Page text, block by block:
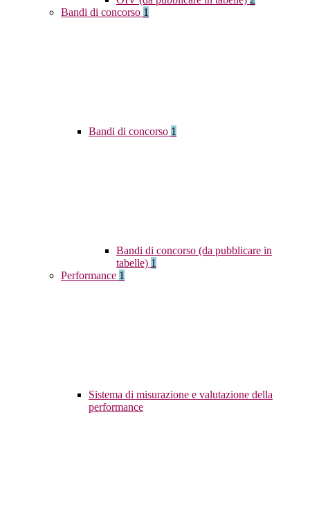
Bandi di concorso 1
Bandi di concorso 1
Bandi di concorso (da pubblicare in
tabelle) 1
Performance 1
Sistema di misurazione e valutazione della
performance